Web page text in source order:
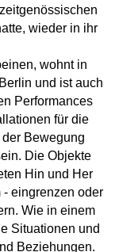
wieder in ihr
wohnt in
und ist auch
Performances
für die
Bewegung
Die Objekte
Hin und Her
eingrenzen oder
Wie in einem
Situationen und
Beziehungen.